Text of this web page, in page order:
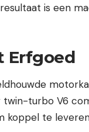
is een
Erfgoed
twin-turbo V6
koppel te